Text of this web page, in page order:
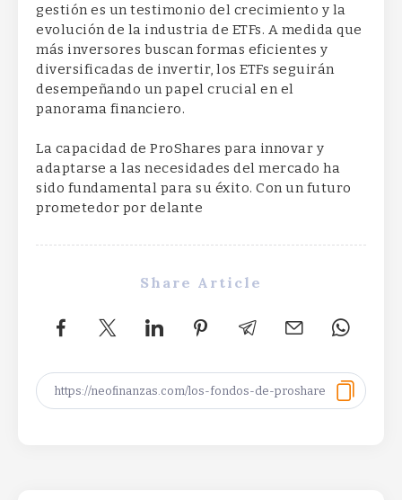
gestión es un testimonio del crecimiento y la
evolución de la industria de ETFs. A medida que
más inversores buscan formas eficientes y
diversificadas de invertir, los ETFs seguirán
desempeñando un papel crucial en el
panorama financiero.
La capacidad de ProShares para innovar y
adaptarse a las necesidades del mercado ha
sido fundamental para su éxito. Con un futuro
prometedor por delante
Share Article